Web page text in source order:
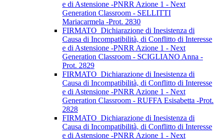
e di Astensione -PNRR Azione 1 - Next
Generation Classroom - SELLITTI
Mariacarmela -Prot. 2830
FIRMATO_Dichiarazione di Inesistenza di
Causa di Incompatibilità, di Conflitto di Interesse
e di Astensione -PNRR Azione 1 - Next
Generation Classroom - SCIGLIANO Anna -
Prot. 2829
FIRMATO_Dichiarazione di Inesistenza di
Causa di Incompatibilità, di Conflitto di Interesse
e di Astensione -PNRR Azione 1 - Next
Generation Classroom - RUFFA Esisabetta -Prot.
2828
FIRMATO_Dichiarazione di Inesistenza di
Causa di Incompatibilità, di Conflitto di Interesse
e di Astensione -PNRR Azione 1 - Next